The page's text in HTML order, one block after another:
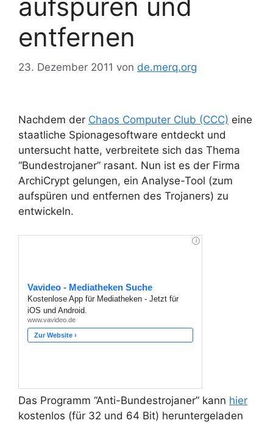
aufspüren und
entfernen
23. Dezember 2011 von de.merq.org
Nachdem der Chaos Computer Club (CCC) eine
staatliche Spionagesoftware entdeckt und
untersucht hatte, verbreitete sich das Thema
“Bundestrojaner” rasant. Nun ist es der Firma
ArchiCrypt gelungen, ein Analyse-Tool (zum
aufspüren und entfernen des Trojaners) zu
entwickeln.
Das Programm “Anti-Bundestrojaner” kann hier
kostenlos (für 32 und 64 Bit) heruntergeladen